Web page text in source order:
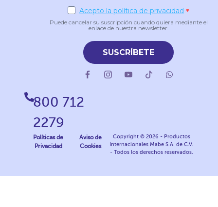
Acepto la política de privacidad
Puede cancelar su suscripción cuando quiera mediante el
enlace de nuestra newsletter.
SUSCRÍBETE
800 712
2279
Políticas de
Privacidad
Aviso de
Cookies
Copyright © 2026 - Productos
Internacionales Mabe S.A. de C.V.
- Todos los derechos reservados.